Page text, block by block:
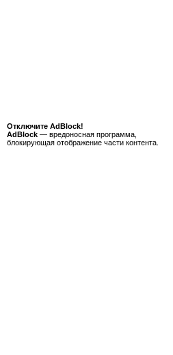
Отключите AdBlock!
AdBlock — вредоносная программа,
блокирующая отображение части контента.